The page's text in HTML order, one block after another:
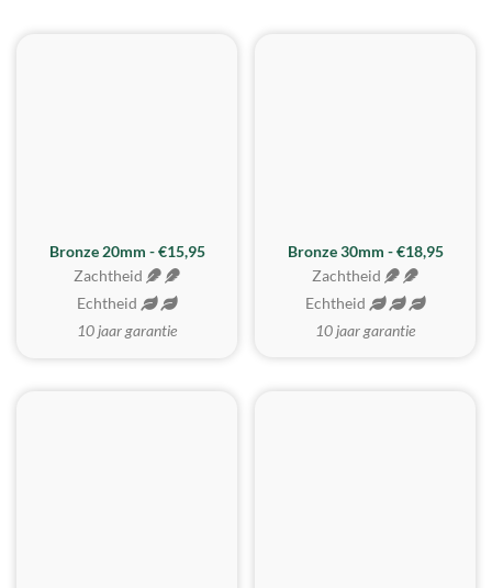
Bronze 20mm - €15,95
Zachtheid
Echtheid
10 jaar garantie
BESTE KOOP
Bronze 30mm - €18,95
Zachtheid
Echtheid
10 jaar garantie